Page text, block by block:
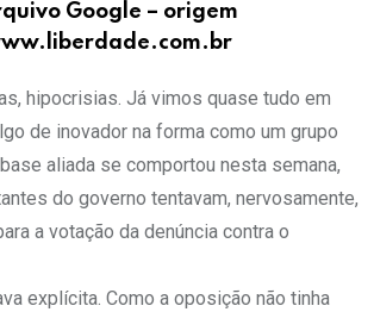
Google – origem
hipocrisias. Já vimos quase tudo em
de inovador na forma como um grupo
aliada se comportou nesta semana,
do governo tentavam, nervosamente,
a votação da denúncia contra o
explícita. Como a oposição não tinha